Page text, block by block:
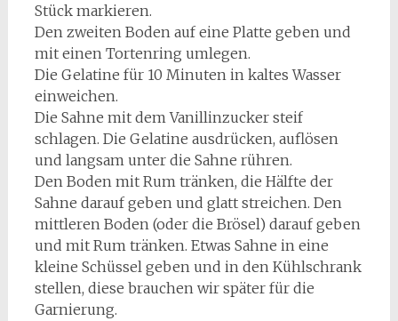
Stück markieren.
Den zweiten Boden auf eine Platte geben und
mit einen Tortenring umlegen.
Die Gelatine für 10 Minuten in kaltes Wasser
einweichen.
Die Sahne mit dem Vanillinzucker steif
schlagen. Die Gelatine ausdrücken, auflösen
und langsam unter die Sahne rühren.
Den Boden mit Rum tränken, die Hälfte der
Sahne darauf geben und glatt streichen. Den
mittleren Boden (oder die Brösel) darauf geben
und mit Rum tränken. Etwas Sahne in eine
kleine Schüssel geben und in den Kühlschrank
stellen, diese brauchen wir später für die
Garnierung.